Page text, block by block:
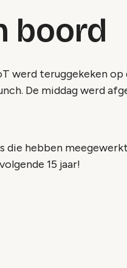
boord
werd teruggekeken op
De middag werd
die hebben
15 jaar!